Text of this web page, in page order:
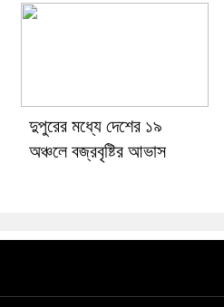
দুপুরের মধ্যে দেশের ১৯
অঞ্চলে বজ্রবৃষ্টির আভাস